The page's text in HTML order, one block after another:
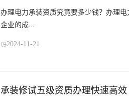
办理电力承装资质究竟要多少钱？办理
企业的成...
2024-11-21
承装修试五级资质办理快速高效